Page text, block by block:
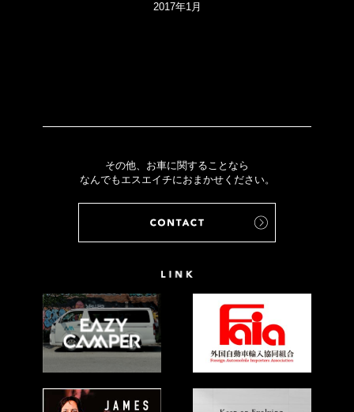
2017年1月
その他、お車に関することなら
なんでもエスエイチにおまかせください。